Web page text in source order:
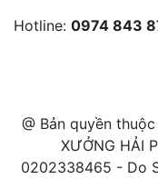
Hotline: 0974 843
@ Bản quyền
XƯỞNG HẢI
0202338465 - Do